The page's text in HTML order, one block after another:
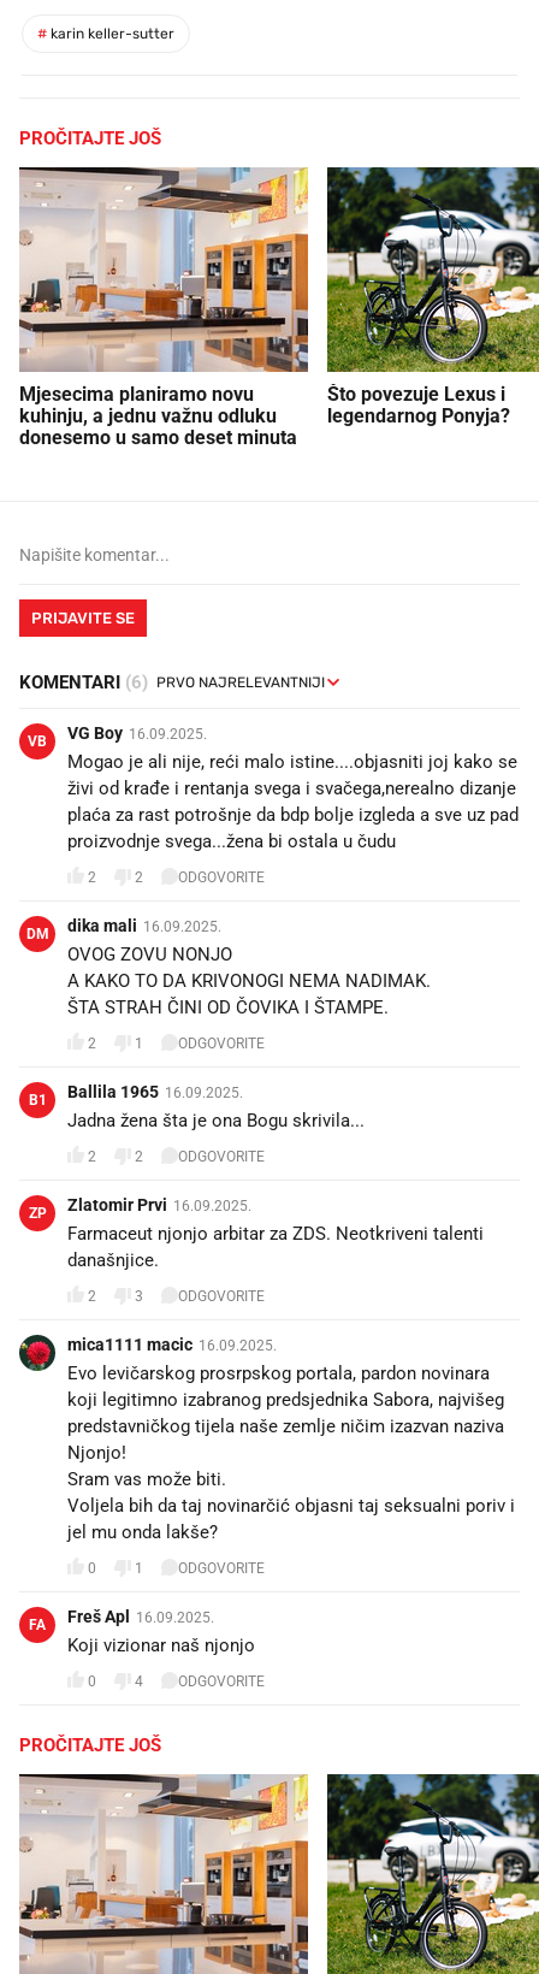
# karin keller-sutter
PROČITAJTE JOŠ
Mjesecima planiramo novu
kuhinju, a jednu važnu odluku
donesemo u samo deset minuta
Što povezuje Lexus i
legendarnog Ponyja?
PRIJAVITE SE
KOMENTARI (6)
VB VG Boy 16.09.2025.
Mogao je ali nije, reći malo istine....objasniti joj kako se
živi od krađe i rentanja svega i svačega,nerealno dizanje
plaća za rast potrošnje da bdp bolje izgleda a sve uz pad
proizvodnje svega...žena bi ostala u čudu
2 2 ODGOVORITE
DM dika mali 16.09.2025.
OVOG ZOVU NONJO
A KAKO TO DA KRIVONOGI NEMA NADIMAK.
ŠTA STRAH ČINI OD ČOVIKA I ŠTAMPE.
2 1 ODGOVORITE
B1 Ballila 1965 16.09.2025.
Jadna žena šta je ona Bogu skrivila...
2 2 ODGOVORITE
ZP Zlatomir Prvi 16.09.2025.
Farmaceut njonjo arbitar za ZDS. Neotkriveni talenti
današnjice.
2 3 ODGOVORITE
mica1111 macic 16.09.2025.
Evo levičarskog prosrpskog portala, pardon novinara
koji legitimno izabranog predsjednika Sabora, najvišeg
predstavničkog tijela naše zemlje ničim izazvan naziva
Njonjo!
Sram vas može biti.
Voljela bih da taj novinarčić objasni taj seksualni poriv i
jel mu onda lakše?
0 1 ODGOVORITE
FA Freš Apl 16.09.2025.
Koji vizionar naš njonjo
0 4 ODGOVORITE
PROČITAJTE JOŠ